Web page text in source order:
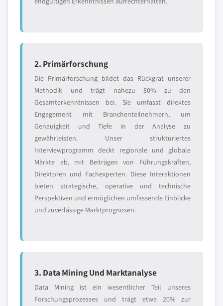
2. Primärforschung
Die Primärforschung bildet das Rückgrat unserer
Methodik und trägt nahezu 80% zu den
Gesamterkenntnissen bei. Sie umfasst direktes
Engagement mit Branchenteilnehmern, um
Genauigkeit und Tiefe in der Analyse zu
gewährleisten. Unser strukturiertes
Interviewprogramm deckt regionale und globale
Märkte ab, mit Beiträgen von Führungskräften,
Direktoren und Fachexperten. Diese Interaktionen
bieten strategische, operative und technische
Perspektiven und ermöglichen umfassende Einblicke
und zuverlässige Marktprognosen.
3. Data Mining Und Marktanalyse
Data Mining ist ein wesentlicher Teil unseres
Forschungsprozesses und trägt etwa 20% zur